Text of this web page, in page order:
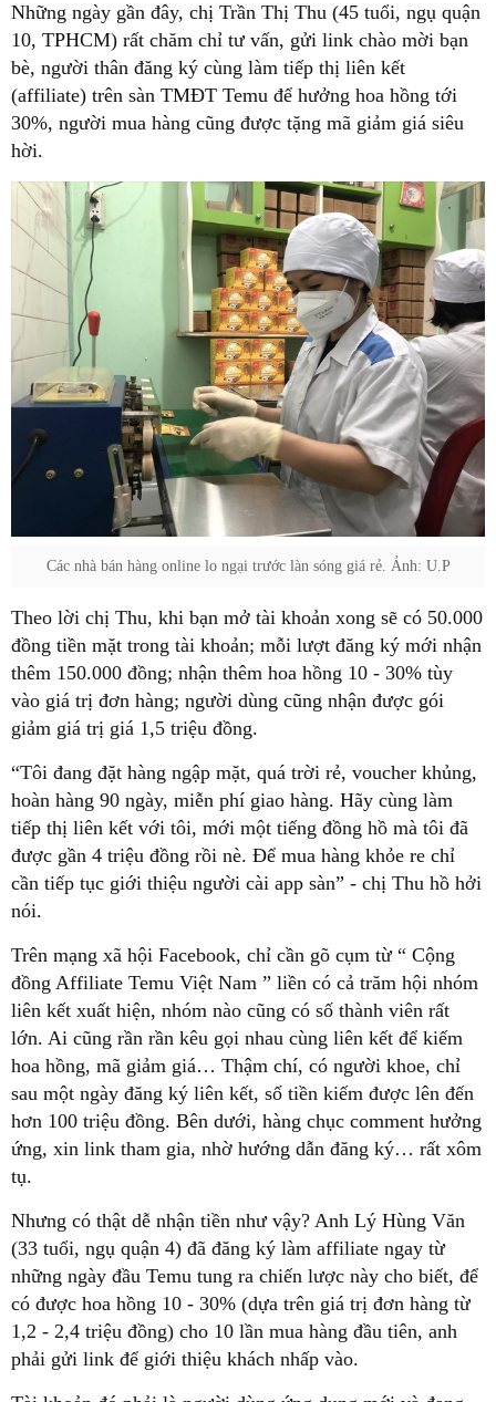
Những ngày gần đây, chị Trần Thị Thu (45 tuổi, ngụ quận
10, TPHCM) rất chăm chỉ tư vấn, gửi link chào mời bạn
bè, người thân đăng ký cùng làm tiếp thị liên kết
(affiliate) trên sàn TMĐT Temu để hưởng hoa hồng tới
30%, người mua hàng cũng được tặng mã giảm giá siêu
hời.
Các nhà bán hàng online lo ngại trước làn sóng giá rẻ. Ảnh: U.P
Theo lời chị Thu, khi bạn mở tài khoản xong sẽ có 50.000
đồng tiền mặt trong tài khoản; mỗi lượt đăng ký mới nhận
thêm 150.000 đồng; nhận thêm hoa hồng 10 - 30% tùy
vào giá trị đơn hàng; người dùng cũng nhận được gói
giảm giá trị giá 1,5 triệu đồng.
“Tôi đang đặt hàng ngập mặt, quá trời rẻ, voucher khủng,
hoàn hàng 90 ngày, miễn phí giao hàng. Hãy cùng làm
tiếp thị liên kết với tôi, mới một tiếng đồng hồ mà tôi đã
được gần 4 triệu đồng rồi nè. Để mua hàng khỏe re chỉ
cần tiếp tục giới thiệu người cài app sàn” - chị Thu hồ hởi
nói.
Trên mạng xã hội Facebook, chỉ cần gõ cụm từ “ Cộng
đồng Affiliate Temu Việt Nam ” liền có cả trăm hội nhóm
liên kết xuất hiện, nhóm nào cũng có số thành viên rất
lớn. Ai cũng rần rần kêu gọi nhau cùng liên kết để kiếm
hoa hồng, mã giảm giá… Thậm chí, có người khoe, chỉ
sau một ngày đăng ký liên kết, số tiền kiếm được lên đến
hơn 100 triệu đồng. Bên dưới, hàng chục comment hưởng
ứng, xin link tham gia, nhờ hướng dẫn đăng ký… rất xôm
tụ.
Nhưng có thật dễ nhận tiền như vậy? Anh Lý Hùng Văn
(33 tuổi, ngụ quận 4) đã đăng ký làm affiliate ngay từ
những ngày đầu Temu tung ra chiến lược này cho biết, để
có được hoa hồng 10 - 30% (dựa trên giá trị đơn hàng từ
1,2 - 2,4 triệu đồng) cho 10 lần mua hàng đầu tiên, anh
phải gửi link để giới thiệu khách nhấp vào.